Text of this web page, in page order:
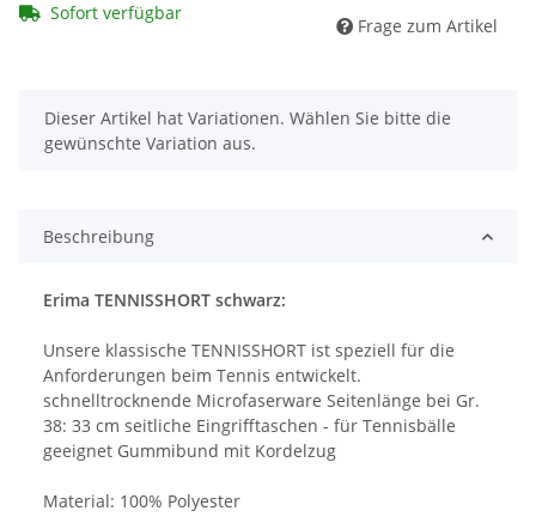
Sofort verfügbar
Frage zum Artikel
x
Dieser Artikel hat Variationen. Wählen Sie bitte die
gewünschte Variation aus.
Beschreibung
Erima TENNISSHORT schwarz:
Unsere klassische TENNISSHORT ist speziell für die
Anforderungen beim Tennis entwickelt.
schnelltrocknende Microfaserware Seitenlänge bei Gr.
38: 33 cm seitliche Eingrifftaschen - für Tennisbälle
geeignet Gummibund mit Kordelzug
Material: 100% Polyester